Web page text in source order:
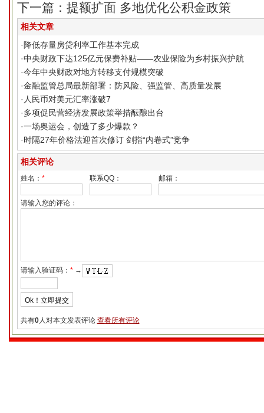
下一篇：提额扩面 多地优化公积金政策
相关文章
· 降低存量房贷利率工作基本完成
·中央财政下达125亿元保费补贴——农业保险为乡村振兴护航
·今年中央财政对地方转移支付规模突破
·金融监管总局最新部署：防风险、强监管、高质量发展
· 人民币对美元汇率涨破7
·多项促民营经济发展政策举措酝酿出台
·一场奥运会，创造了多少爆款？
·时隔27年价格法迎首次修订 剑指“内卷式”竞争
相关评论
姓名： * 联系QQ： 邮箱：
请输入您的评论：
请输入验证码： *→
共有0人对本文发表评论 查看所有评论